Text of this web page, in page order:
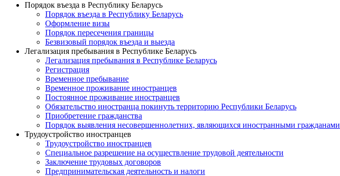
Порядок въезда в Республику Беларусь
Порядок въезда в Республику Беларусь
Оформление визы
Порядок пересечения границы
Безвизовый порядок въезда и выезда
Легализация пребывания в Республике Беларусь
Легализация пребывания в Республике Беларусь
Регистрация
Временное пребывание
Временное проживание иностранцев
Постоянное проживание иностранцев
Обязательство иностранца покинуть территорию Республики Беларусь
Приобретение гражданства
Порядок выявления несовершеннолетних, являющихся иностранными гражданами
Трудоустройство иностранцев
Трудоустройство иностранцев
Специальное разрешение на осуществление трудовой деятельности
Заключение трудовых договоров
Предпринимательская деятельность и налоги